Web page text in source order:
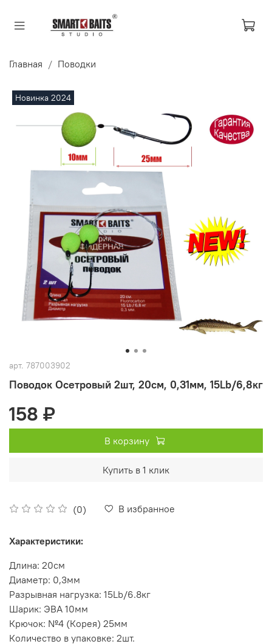
Главная Поводки
Новинка 2024
арт. 787003902
Поводок Осетровый 2шт, 20см, 0,31мм, 15Lb/6,8кг
(0) В избранное
158 ₽
В корзину
Купить в 1 клик
Характеристики:
Длина: 20см
Диаметр: 0,3мм
Разрывная нагрузка: 15Lb/6.8кг
Шарик: ЭВА 10мм
Крючок: №4 (Корея) 25мм
Количество в упаковке: 2шт.